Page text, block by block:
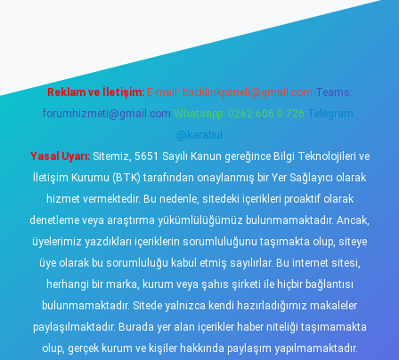
Reklam ve İletişim: E-mail: backlinkpaneli@gmail.com Teams:
forumhizmeti@gmail.com Whatsapp: 0262 606 0 726 Telegram:
@karabul
Yasal Uyarı:Sitemiz, 5651 Sayılı Kanun gereğince Bilgi Teknolojileri ve
İletişim Kurumu (BTK) tarafından onaylanmış bir Yer Sağlayıcı olarak
hizmet vermektedir. Bu nedenle, sitedeki içerikleri proaktif olarak
denetleme veya araştırma yükümlülüğümüz bulunmamaktadır. Ancak,
üyelerimiz yazdıkları içeriklerin sorumluluğunu taşımakta olup, siteye
üye olarak bu sorumluluğu kabul etmiş sayılırlar. Bu internet sitesi,
herhangi bir marka, kurum veya şahıs şirketi ile hiçbir bağlantısı
bulunmamaktadır. Sitede yalnızca kendi hazırladığımız makaleler
paylaşılmaktadır. Burada yer alan içerikler haber niteliği taşımamakta
olup, gerçek kurum ve kişiler hakkında paylaşım yapılmamaktadır.